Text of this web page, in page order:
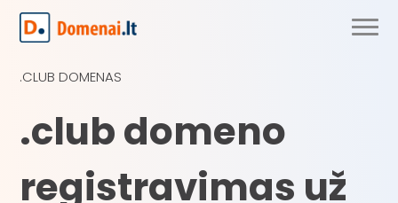
.CLUB DOMENAS
.club domeno
registravimas už